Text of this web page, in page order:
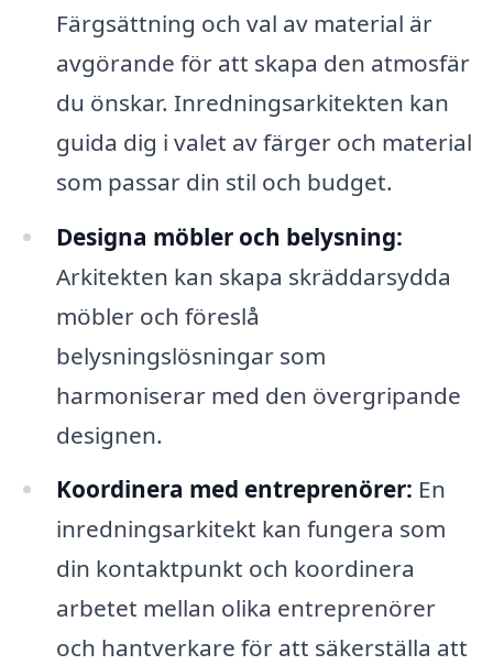
Färgsättning och val av material är
avgörande för att skapa den atmosfär
du önskar. Inredningsarkitekten kan
guida dig i valet av färger och material
som passar din stil och budget.
Designa möbler och belysning:
Arkitekten kan skapa skräddarsydda
möbler och föreslå
belysningslösningar som
harmoniserar med den övergripande
designen.
Koordinera med entreprenörer: En
inredningsarkitekt kan fungera som
din kontaktpunkt och koordinera
arbetet mellan olika entreprenörer
och hantverkare för att säkerställa att